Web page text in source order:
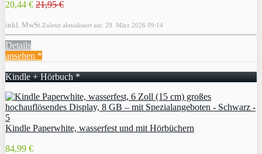
20,44 € 21,95 €
inkl. MwSt. Zuletzt aktualisiert am: 29. März 2026 09:14
Details
ansehen *
Kindle + Hörbuch *
Kindle Paperwhite, wasserfest und mit Hörbüchern
84,99 €